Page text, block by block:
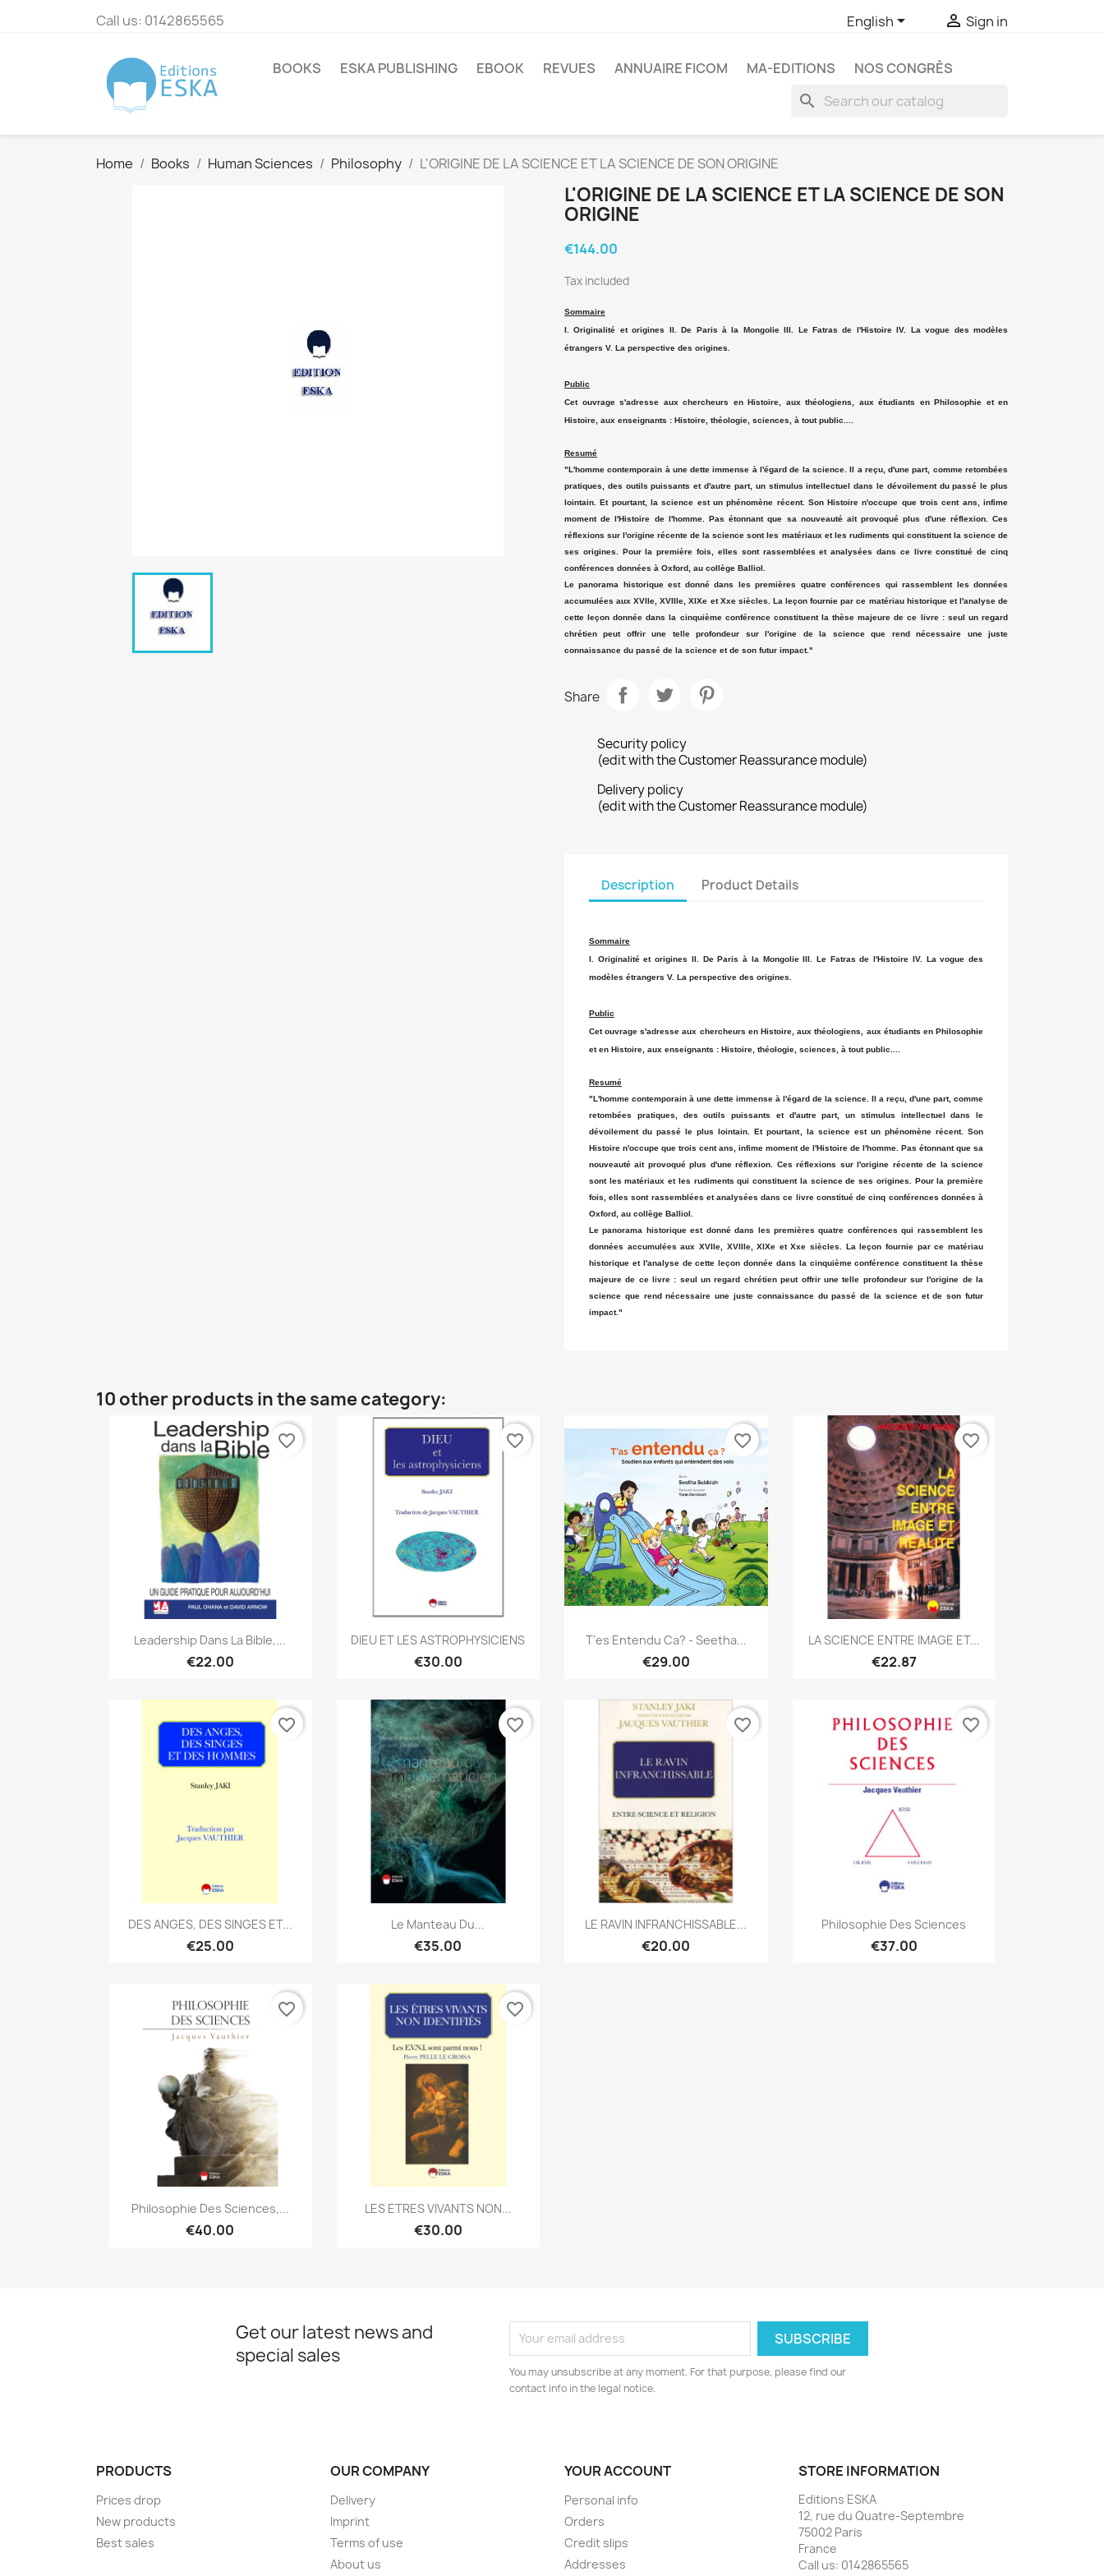
Call us: 0142865565 English  Sign in
BOOKS ESKA PUBLISHING EBOOK REVUES ANNUAIRE FICOM MA-EDITIONS NOS CONGRÈS
search
Home Books Human Sciences Philosophy L'ORIGINE DE LA SCIENCE ET LA SCIENCE DE SON ORIGINE
L'ORIGINE DE LA SCIENCE ET LA SCIENCE DE SON
ORIGINE
€144.00
Tax included
Sommaire
I. Originalité et origines II. De Paris à la Mongolie III. Le Fatras de l'Histoire IV. La vogue des modèles
étrangers V. La perspective des origines.
Public
Cet ouvrage s'adresse aux chercheurs en Histoire, aux théologiens, aux étudiants en Philosophie et en
Histoire, aux enseignants : Histoire, théologie, sciences, à tout public....
Resumé
"L'homme contemporain à une dette immense à l'égard de la science. Il a reçu, d'une part, comme retombées
pratiques, des outils puissants et d'autre part, un stimulus intellectuel dans le dévoilement du passé le plus
lointain. Et pourtant, la science est un phénomène récent. Son Histoire n'occupe que trois cent ans, infime
moment de l'Histoire de l'homme. Pas étonnant que sa nouveauté ait provoqué plus d'une réflexion. Ces
réflexions sur l'origine récente de la science sont les matériaux et les rudiments qui constituent la science de
ses origines. Pour la première fois, elles sont rassemblées et analysées dans ce livre constitué de cinq
conférences données à Oxford, au collège Balliol.
Le panorama historique est donné dans les premières quatre conférences qui rassemblent les données
accumulées aux XVIIe, XVIIIe, XIXe et Xxe siècles. La leçon fournie par ce matériau historique et l'analyse de
cette leçon donnée dans la cinquième conférence constituent la thèse majeure de ce livre : seul un regard
chrétien peut offrir une telle profondeur sur l'origine de la science que rend nécessaire une juste
connaissance du passé de la science et de son futur impact."
Share
Security policy
(edit with the Customer Reassurance module)
Delivery policy
(edit with the Customer Reassurance module)
Description Product Details
Sommaire
I. Originalité et origines II. De Paris à la Mongolie III. Le Fatras de l'Histoire IV. La vogue des
modèles étrangers V. La perspective des origines.
Public
Cet ouvrage s'adresse aux chercheurs en Histoire, aux théologiens, aux étudiants en Philosophie
et en Histoire, aux enseignants : Histoire, théologie, sciences, à tout public....
Resumé
"L'homme contemporain à une dette immense à l'égard de la science. Il a reçu, d'une part, comme
retombées pratiques, des outils puissants et d'autre part, un stimulus intellectuel dans le
dévoilement du passé le plus lointain. Et pourtant, la science est un phénomène récent. Son
Histoire n'occupe que trois cent ans, infime moment de l'Histoire de l'homme. Pas étonnant que sa
nouveauté ait provoqué plus d'une réflexion. Ces réflexions sur l'origine récente de la science
sont les matériaux et les rudiments qui constituent la science de ses origines. Pour la première
fois, elles sont rassemblées et analysées dans ce livre constitué de cinq conférences données à
Oxford, au collège Balliol.
Le panorama historique est donné dans les premières quatre conférences qui rassemblent les
données accumulées aux XVIIe, XVIIIe, XIXe et Xxe siècles. La leçon fournie par ce matériau
historique et l'analyse de cette leçon donnée dans la cinquième conférence constituent la thèse
majeure de ce livre : seul un regard chrétien peut offrir une telle profondeur sur l'origine de la
science que rend nécessaire une juste connaissance du passé de la science et de son futur
impact."
10 other products in the same category:
Quick view
Leadership Dans La Bible,...
€22.00
favorite_border
Quick view
DIEU ET LES ASTROPHYSICIENS
€30.00
favorite_border
Quick view
T'es Entendu Ca? - Seetha...
€29.00
favorite_border
Quick view
LA SCIENCE ENTRE IMAGE ET...
€22.87
favorite_border
Quick view
DES ANGES, DES SINGES ET...
€25.00
favorite_border
Quick view
Le Manteau Du...
€35.00
favorite_border
Quick view
LE RAVIN INFRANCHISSABLE...
€20.00
favorite_border
Quick view
Philosophie Des Sciences
€37.00
favorite_border
Quick view
Philosophie Des Sciences,...
€40.00
favorite_border
Quick view
LES ETRES VIVANTS NON...
€30.00
favorite_border
Get our latest news and
special sales
You may unsubscribe at any moment. For that purpose, please find our
contact info in the legal notice.
PRODUCTS
Prices drop
New products
Best sales
OUR COMPANY
Delivery
Imprint
Terms of use
About us
YOUR ACCOUNT
Personal info
Orders
Credit slips
Addresses
STORE INFORMATION
Editions ESKA
12, rue du Quatre-Septembre
75002 Paris
France
Call us: 0142865565